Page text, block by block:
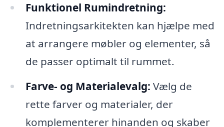
Funktionel Rumindretning:
Indretningsarkitekten kan hjælpe med
at arrangere møbler og elementer, så
de passer optimalt til rummet.
Farve- og Materialevalg: Vælg de
rette farver og materialer, der
komplementerer hinanden og skaber